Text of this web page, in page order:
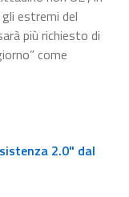
estremi del
più richiesto di
come
2.0" dal